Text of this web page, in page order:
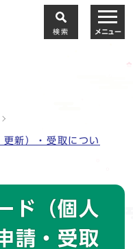
検索 メニュー
新）・受取につい
ド（個人
請・受取